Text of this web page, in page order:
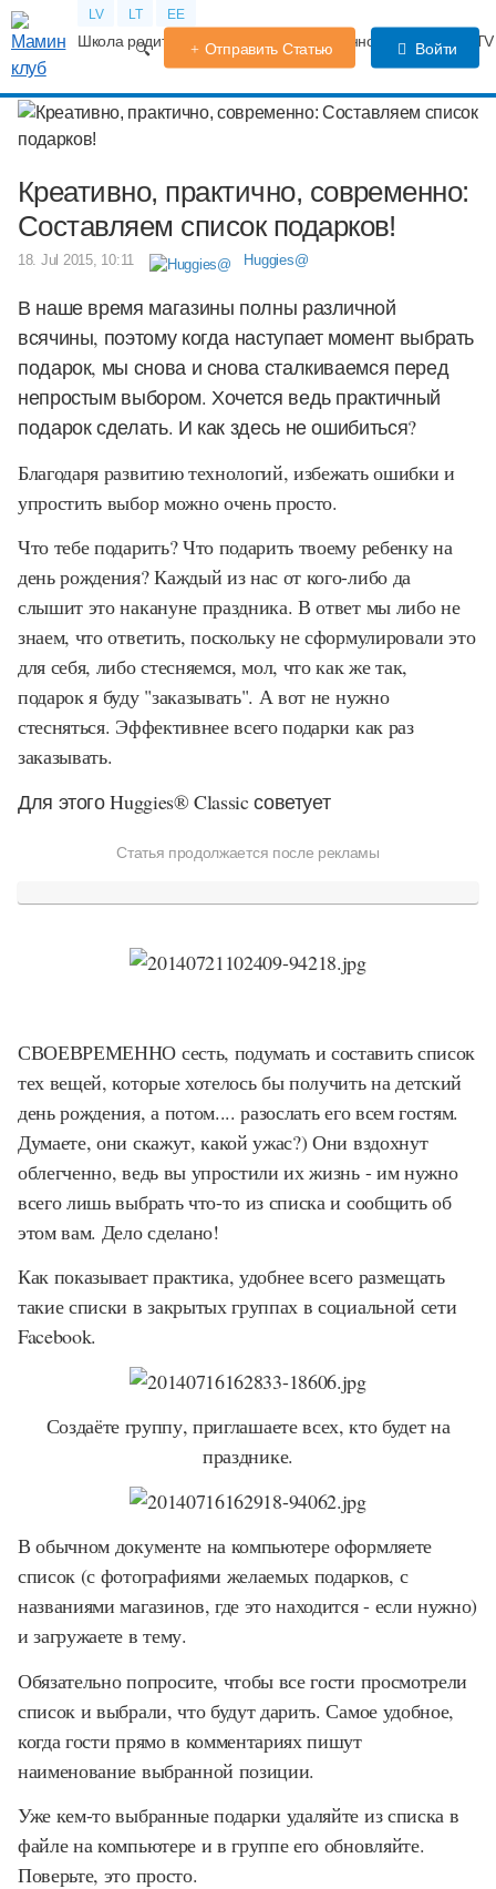
LV LT EE
Школа родителей Календарь беременности Форум
Отправить Статью Войти
Креативно, практично, современно:
Составляем список подарков!
18. Jul 2015, 10:11 Huggies@
В наше время магазины полны различной
всячины, поэтому когда наступает момент выбрать
подарок, мы снова и снова сталкиваемся перед
непростым выбором. Хочется ведь практичный
подарок сделать. И как здесь не ошибиться?
Благодаря развитию технологий, избежать ошибки и
упростить выбор можно очень просто.
Что тебе подарить? Что подарить твоему ребенку на
день рождения? Каждый из нас от кого-либо да
слышит это накануне праздника. В ответ мы либо не
знаем, что ответить, поскольку не сформулировали это
для себя, либо стесняемся, мол, что как же так,
подарок я буду "заказывать". А вот не нужно
стесняться. Эффективнее всего подарки как раз
заказывать.
Для этого Huggies® Classic советует
Статья продолжается после рекламы
СВОЕВРЕМЕННО сесть, подумать и составить список
тех вещей, которые хотелось бы получить на детский
день рождения, а потом.... разослать его всем гостям.
Думаете, они скажут, какой ужас?) Они вздохнут
облегченно, ведь вы упростили их жизнь - им нужно
всего лишь выбрать что-то из списка и сообщить об
этом вам. Дело сделано!
Как показывает практика, удобнее всего размещать
такие списки в закрытых группах в социальной сети
Facebook.
Создаёте группу, приглашаете всех, кто будет на
празднике.
В обычном документе на компьютере оформляете
список (с фотографиями желаемых подарков, с
названиями магазинов, где это находится - если нужно)
и загружаете в тему.
Обязательно попросите, чтобы все гости просмотрели
список и выбрали, что будут дарить. Самое удобное,
когда гости прямо в комментариях пишут
наименование выбранной позиции.
Уже кем-то выбранные подарки удаляйте из списка в
файле на компьютере и в группе его обновляйте.
Поверьте, это просто.